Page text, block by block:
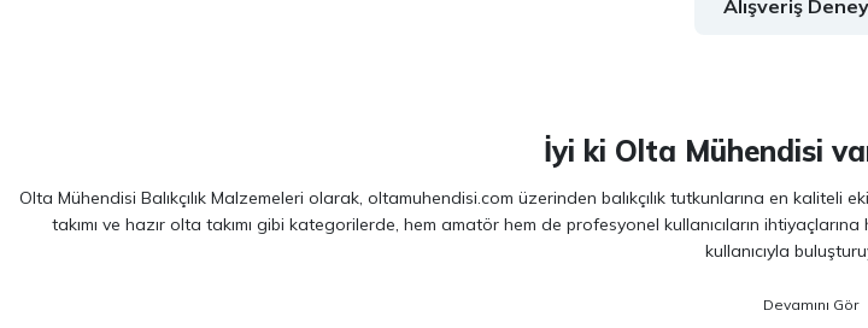
Alışveriş
İyi ki Olta Mühendisi
Olta Mühendisi Balıkçılık Malzemeleri olarak, oltamuhendisi.com üzerinden balıkçılık tutkunlarına en kaliteli
takımı ve hazır olta takımı gibi kategorilerde, hem amatör hem de profesyonel kullanıcıların
kullanıcıyla
Shimano, Daiwa, Hanfish, Fujin ve Ryuji gibi